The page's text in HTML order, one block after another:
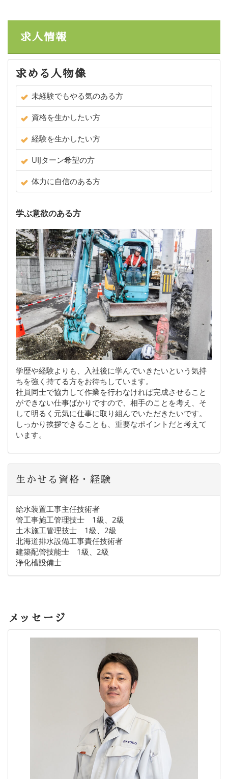
求人情報
求める人物像
未経験でもやる気のある方
資格を生かしたい方
経験を生かしたい方
UIJターン希望の方
体力に自信のある方
学ぶ意欲のある方
学歴や経験よりも、入社後に学んでいきたいという気持
ちを強く持てる方をお待ちしています。
社員同士で協力して作業を行わなければ完成させること
ができない仕事ばかりですので、相手のことを考え、そ
して明るく元気に仕事に取り組んでいただきたいです。
しっかり挨拶できることも、重要なポイントだと考えて
います。
生かせる資格・経験
給水装置工事主任技術者
管工事施工管理技士 1級、2級
土木施工管理技士 1級、2級
北海道排水設備工事責任技術者
建築配管技能士 1級、2級
浄化槽設備士
メッセージ